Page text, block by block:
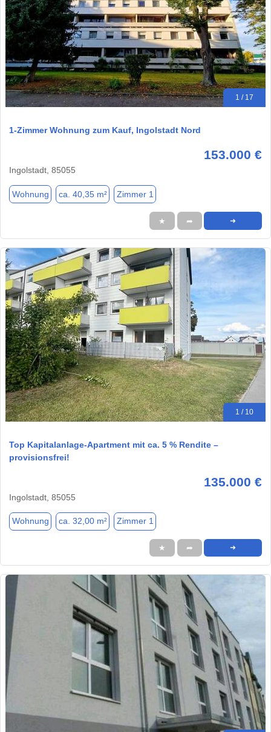
1 / 17
1-Zimmer Wohnung zum Kauf, Ingolstadt Nord
153.000 €
Ingolstadt, 85055
Wohnung ca. 40,35 m² Zimmer 1
★ ➦ ➜
1 / 10
Top Kapitalanlage-Apartment mit ca. 5 % Rendite –
provisionsfrei!
135.000 €
Ingolstadt, 85055
Wohnung ca. 32,00 m² Zimmer 1
★ ➦ ➜